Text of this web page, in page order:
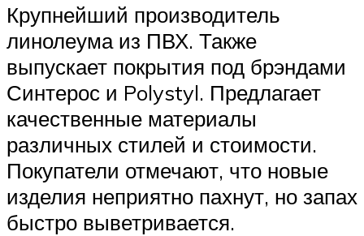
Крупнейший производитель
линолеума из ПВХ. Также
выпускает покрытия под брэндами
Синтерос и Polystyl. Предлагает
качественные материалы
различных стилей и стоимости.
Покупатели отмечают, что новые
изделия неприятно пахнут, но запах
быстро выветривается.